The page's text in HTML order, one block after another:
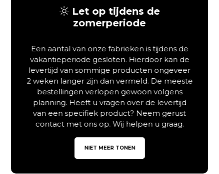
Wilt u een hoogwaardig slaapmeubel dat puur
meubelmakersvakmanschap en warme elegantie uitstraalt?
oog op een gezonde toekomst, omdat u kiest voor een
robuust karakter in uw slaapkamer. Het TPT Möbel Crown
tweepersoons meubelstuk uit de BALKENBETT 820-serie is
bovendien volledig vervaardigd uit Europees wild eiken met
een zware balkenstructuur. Dit garandeert hierdoor een
schitterende, natuurlijke houttekening alsmede een uiterst
stabiele constructie. Bestel dit luxe design bedframe daarom
vandaag nog online, want u profiteert nu van een zeer
Massief balkenhout:Vervaardigd uit zwaar eiken met
authentieke natuurlijke scheuren en noesten.
Let op tijdens de
zomerperiode
Een aantal van onze fabrieken is tijdens de
vakantieperiode gesloten. Hierdoor kan de
levertijd van sommige producten ongeveer
2 weken langer zijn dan vermeld. De meeste
bestellingen verlopen gewoon volgens
planning. Heeft u vragen over de levertijd
van een specifiek product? Neem gerust
contact met ons op. Wij helpen u graag.
NIET MEER TONEN